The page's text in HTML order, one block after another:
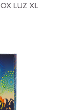
LUZ XL